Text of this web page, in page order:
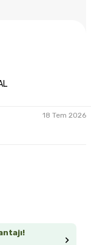
18 Tem 2026